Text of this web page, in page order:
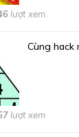
lượt xem
Cùng hack
lượt xem